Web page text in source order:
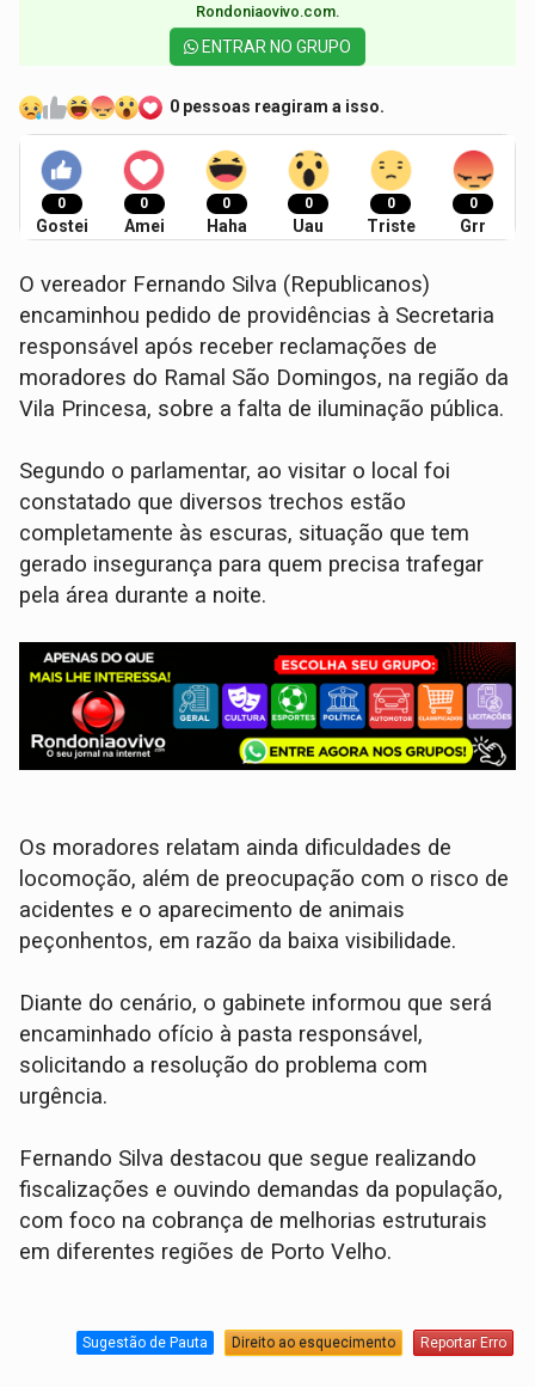
Rondoniaovivo.com.​
ENTRAR NO GRUPO
0 pessoas reagiram a isso.
0
Gostei
0
Amei
0
Haha
0
Uau
0
Triste
0
Grr
O vereador Fernando Silva (Republicanos)
encaminhou pedido de providências à Secretaria
responsável após receber reclamações de
moradores do Ramal São Domingos, na região da
Vila Princesa, sobre a falta de iluminação pública.
Segundo o parlamentar, ao visitar o local foi
constatado que diversos trechos estão
completamente às escuras, situação que tem
gerado insegurança para quem precisa trafegar
pela área durante a noite.
Os moradores relatam ainda dificuldades de
locomoção, além de preocupação com o risco de
acidentes e o aparecimento de animais
peçonhentos, em razão da baixa visibilidade.
Diante do cenário, o gabinete informou que será
encaminhado ofício à pasta responsável,
solicitando a resolução do problema com
urgência.
Fernando Silva destacou que segue realizando
fiscalizações e ouvindo demandas da população,
com foco na cobrança de melhorias estruturais
em diferentes regiões de Porto Velho.
Sugestão de Pauta Direito ao esquecimento Reportar Erro